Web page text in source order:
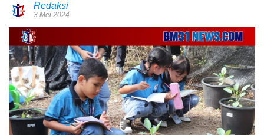
Redaksi
3 Mei 2024